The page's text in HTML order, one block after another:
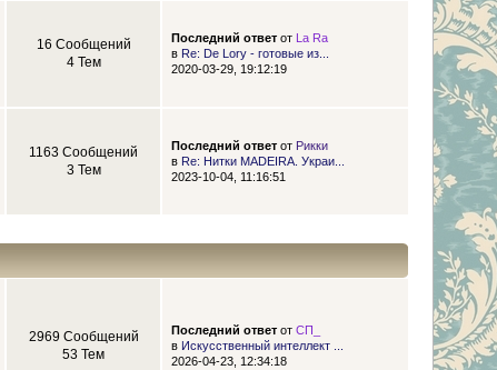
16 Сообщений
4 Тем
Последний ответот
La Ra
в Re: De Lory - готовые из...
2020-03-29, 19:12:19
1163 Сообщений
3 Тем
Последний ответот Рикки
в Re: Нитки MADEIRA. Украи...
2023-10-04, 11:16:51
2969 Сообщений
53 Тем
Последний ответот СП_
в Искусственный интеллект ...
2026-04-23, 12:34:18